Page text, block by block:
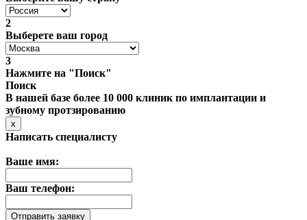
2
Выберете ваш город
3
Нажмите на "Поиск"
Поиск
В нашей базе более 10 000 клиник по имплантации и
зубному протзированию
x
Написать специалисту
Ваше имя:
Ваш телефон: